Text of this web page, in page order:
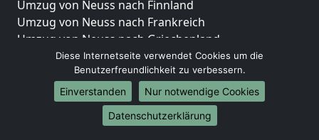
Umzug von Neuss nach Finnland
Umzug von Neuss nach Frankreich
Umzug von Neuss nach Griechenland
Umzug von Neuss nach Italien
Umzug von Neuss nach Liechtenstein
Umzug von Neuss nach Luxemburg
Umzug von Neuss nach Niederlande
Umzug von Neuss nach Norwegen
Diese Internetseite verwendet Cookies um die
Benutzerfreundlichkeit zu verbessern.
Einverstanden
Nur notwendige Cookies
Datenschutzerklärung